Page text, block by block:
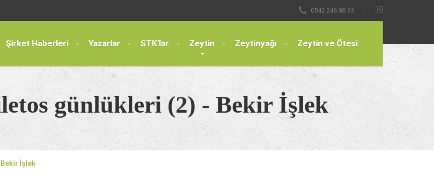
0542 246 88 33
Şirket Haberleri Yazarlar STK'lar Zeytin Zeytinyağı Zeytin ve Ötesi
günlükleri (2) - Bekir İşlek
İşlek